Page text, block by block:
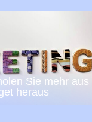
Sie mehr aus
heraus